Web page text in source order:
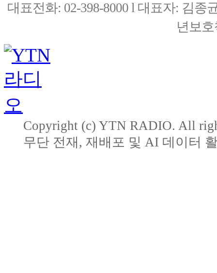
대표전화: 02-398-8000 l 대표자: 김종
년보
Copyright (c) YTN RADIO. All
무단 전재, 재배포 및 AI 데이터